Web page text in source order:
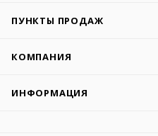
ПУНКТЫ ПРОДАЖ
КОМПАНИЯ
ИНФОРМАЦИЯ